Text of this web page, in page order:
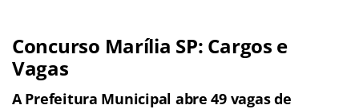
Concurso Marília SP: Cargos e
Vagas
A Prefeitura Municipal abre 49 vagas de